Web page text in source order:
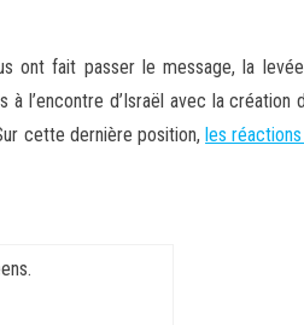
ont fait passer le message, la
l’encontre d’Israël avec la création
cette dernière position,les